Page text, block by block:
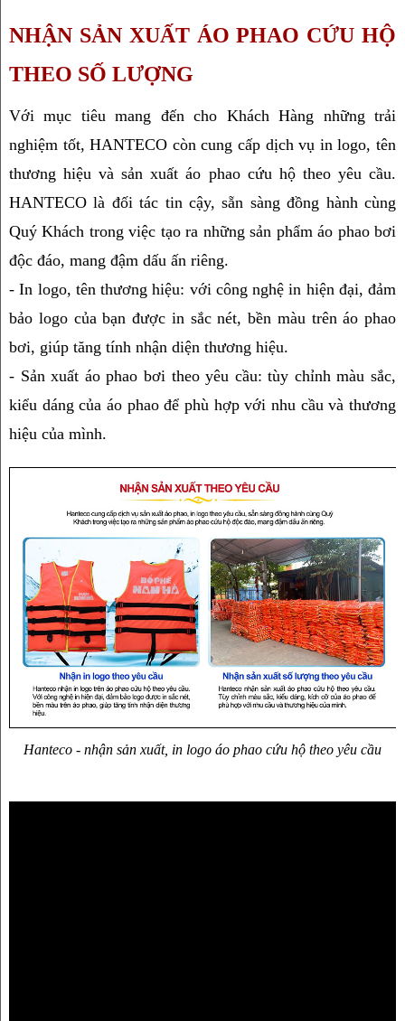
NHẬN SẢN XUẤT ÁO PHAO CỨU HỘ
THEO SỐ LƯỢNG
Với mục tiêu mang đến cho Khách Hàng những trải
nghiệm tốt, HANTECO còn cung cấp dịch vụ in logo, tên
thương hiệu và sản xuất áo phao cứu hộ theo yêu cầu.
HANTECO là đối tác tin cậy, sẵn sàng đồng hành cùng
Quý Khách trong việc tạo ra những sản phẩm áo phao bơi
độc đáo, mang đậm dấu ấn riêng.
- In logo, tên thương hiệu: với công nghệ in hiện đại, đảm
bảo logo của bạn được in sắc nét, bền màu trên áo phao
bơi, giúp tăng tính nhận diện thương hiệu.
- Sản xuất áo phao bơi theo yêu cầu: tùy chỉnh màu sắc,
kiểu dáng của áo phao để phù hợp với nhu cầu và thương
hiệu của mình.
Hanteco - nhận sản xuất, in logo áo phao cứu hộ theo yêu cầu